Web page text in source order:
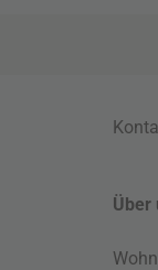
Über